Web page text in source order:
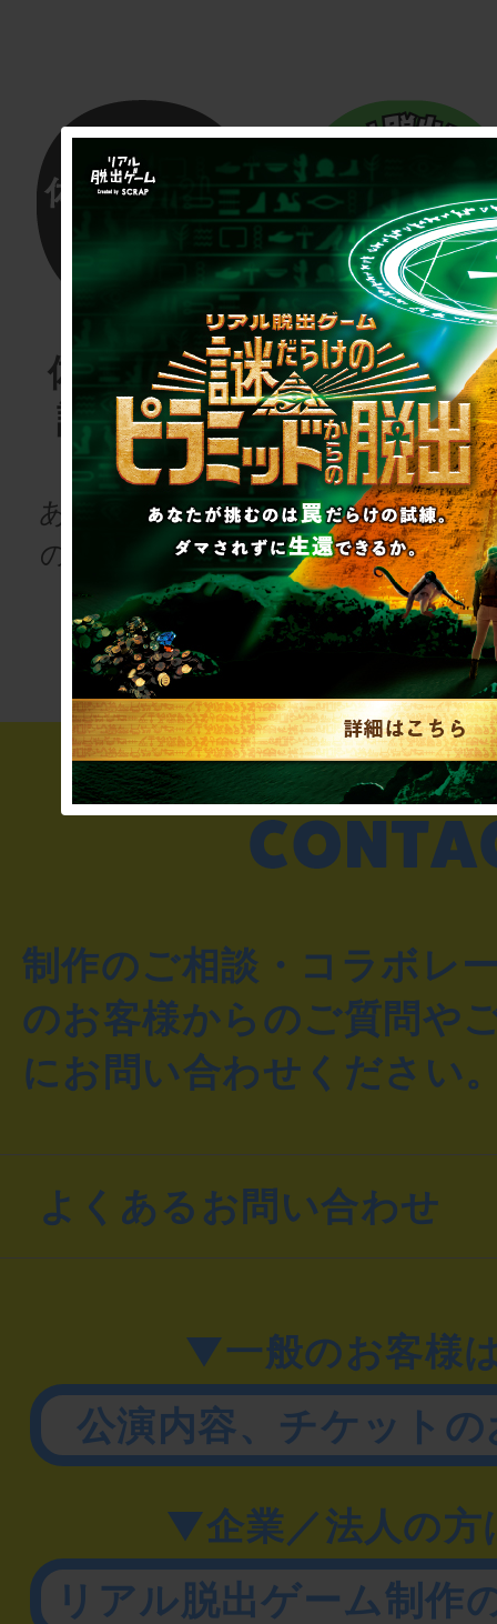
体験する物
語project
あなたも、物語
の登場人物にな
りませんか
リアル脱
ゲーム
for
次の授業は“謎
き”!?
制作のご相談・コラボレ
のお客様からのご質問や
にお問い合わせください
よくあるお問い合わせ
▼一般のお客様
公演内容、チケット
▼企業／法人の方
リアル脱出ゲーム制作